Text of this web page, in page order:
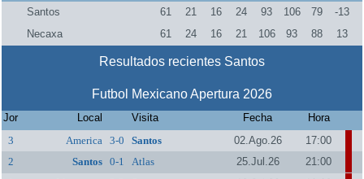
Santos
61 21 16 24 93 106 79
-13
Necaxa
61 24 16 21 106 93 88 13
Resultados recientes Santos
Futbol Mexicano Apertura 2026
Jor Local Visita Fecha
Hora
3
America 3-0 Santos 02.Ago.26
17:00
2
Santos 0-1 Atlas 25.Jul.26
21:00